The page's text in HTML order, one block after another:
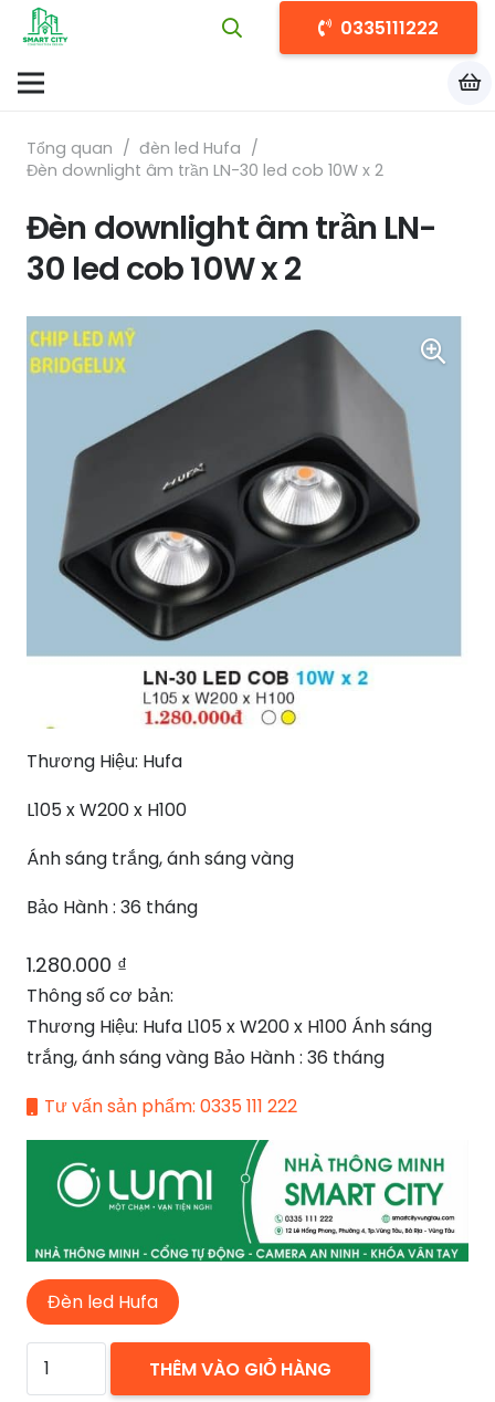
0335111222
Tổng quan / đèn led Hufa /
Đèn downlight âm trần LN-30 led cob 10W x 2
Đèn downlight âm trần LN-
30 led cob 10W x 2
Thương Hiệu: Hufa
L105 x W200 x H100
Ánh sáng trắng, ánh sáng vàng
Bảo Hành : 36 tháng
1.280.000 ₫
Thông số cơ bản:
Thương Hiệu: Hufa L105 x W200 x H100 Ánh sáng
trắng, ánh sáng vàng Bảo Hành : 36 tháng
Tư vấn sản phẩm: 0335 111 222
Đèn led Hufa
Đèn
downlight
THÊM VÀO GIỎ HÀNG